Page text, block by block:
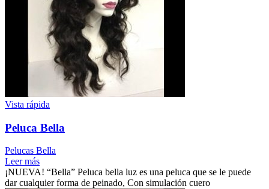
Vista rápida
Peluca Bella
Pelucas Bella
Leer más
¡NUEVA! “Bella” Peluca bella luz es una peluca que se le puede
dar cualquier forma de peinado, Con simulación cuero